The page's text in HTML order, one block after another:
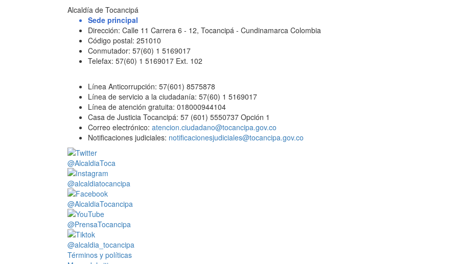
Alcaldía de Tocancipá
Sede principal
Dirección: Calle 11 Carrera 6 - 12, Tocancipá - Cundinamarca Colombia
Código postal: 251010
Conmutador: 57(60) 1 5169017
Telefax: 57(60) 1 5169017 Ext. 102
Línea Anticorrupción: 57(601) 8575878
Línea de servicio a la ciudadanía: 57(60) 1 5169017
Línea de atención gratuita: 018000944104
Casa de Justicia Tocancipá: 57 (601) 5550737 Opción 1
Correo electrónico: atencion.ciudadano@tocancipa.gov.co
Notificaciones judiciales: notificacionesjudiciales@tocancipa.gov.co
@AlcaldiaToca
@alcaldiatocancipa
@AlcaldiaTocancipa
@PrensaTocancipa
@alcaldia_tocancipa
Términos y políticas